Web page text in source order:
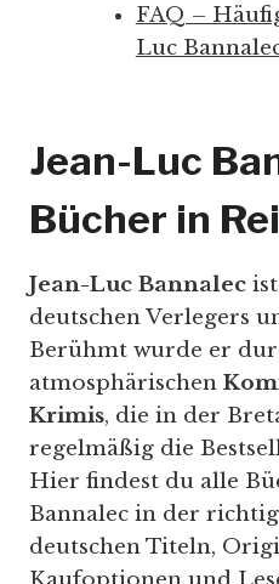
FAQ –
Luc
Jean-Luc
Bücher in
Jean-Luc Bannalec
deutschen Verlegers
Berühmt wurde er
atmosphärischen
Krimis, die in der
regelmäßig die
Hier findest du alle
Bannalec in der
deutschen Titeln,